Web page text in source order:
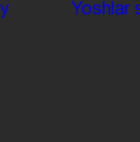
Yoshlar